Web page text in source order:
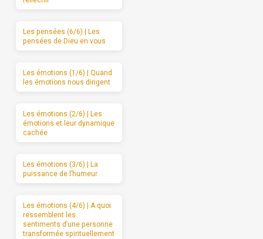
Les pensées (6/6) | Les
pensées de Dieu en vous
Les émotions (1/6) | Quand
les émotions nous dirigent
Les émotions (2/6) | Les
émotions et leur dynamique
cachée
Les émotions (3/6) | La
puissance de l’humeur
Les émotions (4/6) | A quoi
ressemblent les
sentiments d’une personne
transformée spirituellement